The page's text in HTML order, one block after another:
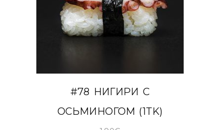
В КОРЗИНУ
#78 НИГИРИ С
ОСЬМИНОГОМ (1TK)